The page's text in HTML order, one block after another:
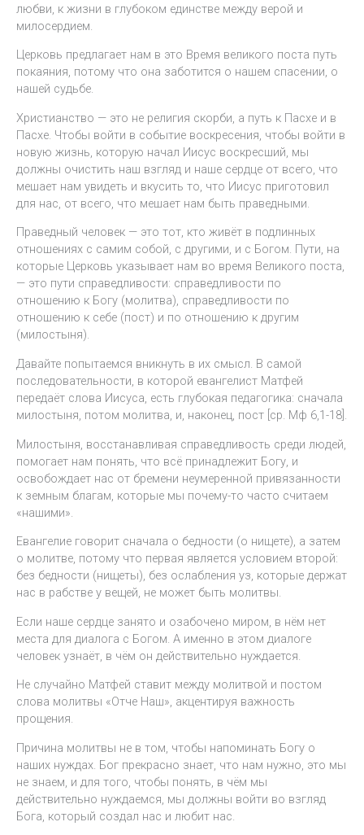
любви, к жизни в глубоком единстве между верой и
милосердием.
Церковь предлагает нам в это Время великого поста путь
покаяния, потому что она заботится о нашем спасении, о
нашей судьбе.
Христианство — это не религия скорби, а путь к Пасхе и в
Пасхе. Чтобы войти в событие воскресения, чтобы войти в
новую жизнь, которую начал Иисус воскресший, мы
должны очистить наш взгляд и наше сердце от всего, что
мешает нам увидеть и вкусить то, что Иисус приготовил
для нас, от всего, что мешает нам быть праведными.
Праведный человек — это тот, кто живёт в подлинных
отношениях с самим собой, с другими, и с Богом. Пути, на
которые Церковь указывает нам во время Великого поста,
— это пути справедливости: справедливости по
отношению к Богу (молитва), справедливости по
отношению к себе (пост) и по отношению к другим
(милостыня).
Давайте попытаемся вникнуть в их смысл. В самой
последовательности, в которой евангелист Матфей
передаёт слова Иисуса, есть глубокая педагогика: сначала
милостыня, потом молитва, и, наконец, пост [ср. Мф 6,1-18].
Милостыня, восстанавливая справедливость среди людей,
помогает нам понять, что всё принадлежит Богу, и
освобождает нас от бремени неумеренной привязанности
к земным благам, которые мы почему-то часто считаем
«нашими».
Евангелие говорит сначала о бедности (о нищете), а затем
о молитве, потому что первая является условием второй:
без бедности (нищеты), без ослабления уз, которые держат
нас в рабстве у вещей, не может быть молитвы.
Если наше сердце занято и озабочено миром, в нём нет
места для диалога с Богом. А именно в этом диалоге
человек узнаёт, в чём он действительно нуждается.
Не случайно Матфей ставит между молитвой и постом
слова молитвы «Отче Наш», акцентируя важность
прощения.
Причина молитвы не в том, чтобы напоминать Богу о
наших нуждах. Бог прекрасно знает, что нам нужно, это мы
не знаем, и для того, чтобы понять, в чём мы
действительно нуждаемся, мы должны войти во взгляд
Бога, который создал нас и любит нас.